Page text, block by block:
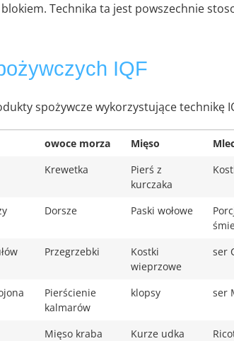
Technika ta jest powszechnie
IQF
spożywcze wykorzystujące technikę
owoce morza Mięso
Krewetka
Pierś z
kurczaka
Dorsze Paski wołowe
Przegrzebki
Kostki
wieprzowe
ser
Pierścienie
kalmarów
klopsy ser
Mięso kraba Kurze udka